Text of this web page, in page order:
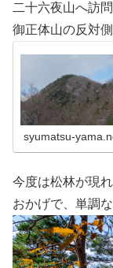
二十六夜山へ訪
御正体山の反対
syumatsu-
今度は松林が現
おかげで、単調